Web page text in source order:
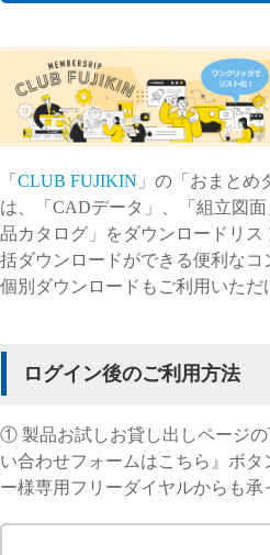
ログイン
会社情報
Corporate Blog
採用情報
mailお問い合わせ
「 CLUB FUJIKIN 」の「おまとめ
は、「CADデータ」、「組立図
品カタログ」をダウンロードリ
括ダウンロードができる便利なコ
個別ダウンロードもご利用いただ
ログイン後のご利用方法
① 製品お試しお貸し出しページ
い合わせフォームはこちら』ボ
ー様専用フリーダイヤルからも承